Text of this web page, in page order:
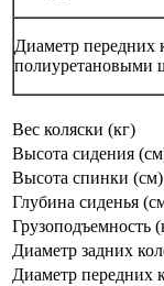
Диаметр передних
полиуретановыми
Вес коляски (кг)
Высота сидения
Высота спинки (см)
Глубина сиденья
Грузоподъемность
Диаметр задних
Диаметр передних